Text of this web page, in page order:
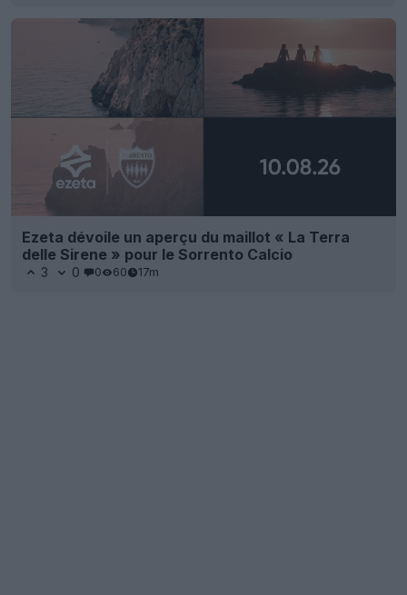
Ezeta dévoile un aperçu du maillot « La Terra
delle Sirene » pour le Sorrento Calcio
3 0 0 60 17m